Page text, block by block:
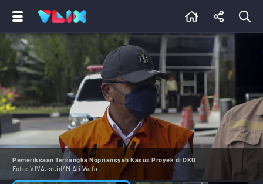
Pemeriksaan Tersangka Nopriansyah Kasus Proyek di OKU
Foto: VIVA.co.id/M Ali Wafa